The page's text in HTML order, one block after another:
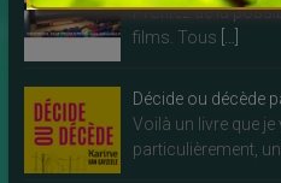
Profitez de la
films. Tous
Décide ou décède
Voilà un livre que
particulièrement,